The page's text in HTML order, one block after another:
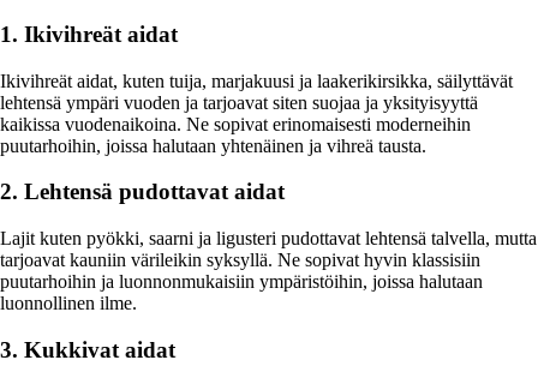
1. Ikivihreät aidat
Ikivihreät aidat, kuten tuija, marjakuusi ja laakerikirsikka, säilyttävät
lehtensä ympäri vuoden ja tarjoavat siten suojaa ja yksityisyyttä
kaikissa vuodenaikoina. Ne sopivat erinomaisesti moderneihin
puutarhoihin, joissa halutaan yhtenäinen ja vihreä tausta.
2. Lehtensä pudottavat aidat
Lajit kuten pyökki, saarni ja ligusteri pudottavat lehtensä talvella, mutta
tarjoavat kauniin värileikin syksyllä. Ne sopivat hyvin klassisiin
puutarhoihin ja luonnonmukaisiin ympäristöihin, joissa halutaan
luonnollinen ilme.
3. Kukkivat aidat